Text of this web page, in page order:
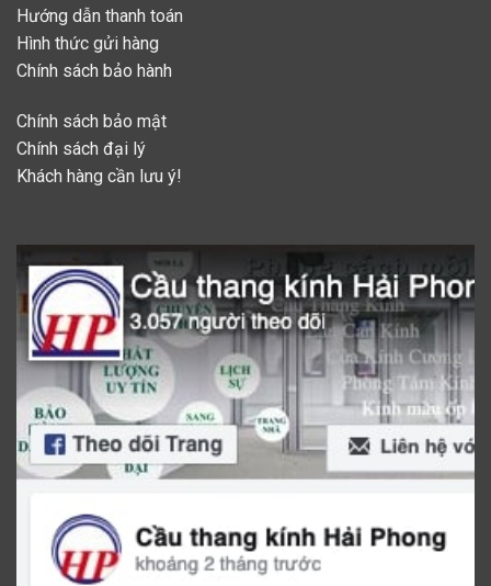
Hướng dẫn thanh toán
Hình thức gửi hàng
Chính sách bảo hành
Chính sách bảo mật
Chính sách đại lý
Khách hàng cần lưu ý!